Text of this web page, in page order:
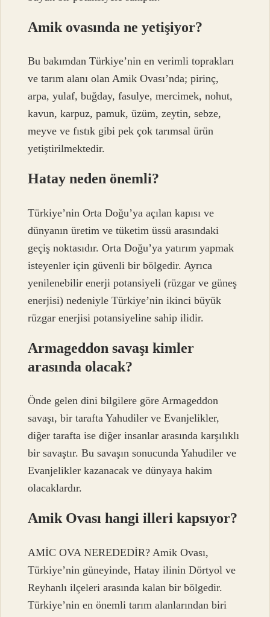
Amik ovasında ne yetişiyor?
Bu bakımdan Türkiye’nin en verimli toprakları
ve tarım alanı olan Amik Ovası’nda; pirinç,
arpa, yulaf, buğday, fasulye, mercimek, nohut,
kavun, karpuz, pamuk, üzüm, zeytin, sebze,
meyve ve fıstık gibi pek çok tarımsal ürün
yetiştirilmektedir.
Hatay neden önemli?
Türkiye’nin Orta Doğu’ya açılan kapısı ve
dünyanın üretim ve tüketim üssü arasındaki
geçiş noktasıdır. Orta Doğu’ya yatırım yapmak
isteyenler için güvenli bir bölgedir. Ayrıca
yenilenebilir enerji potansiyeli (rüzgar ve güneş
enerjisi) nedeniyle Türkiye’nin ikinci büyük
rüzgar enerjisi potansiyeline sahip ilidir.
Armageddon savaşı kimler
arasında olacak?
Önde gelen dini bilgilere göre Armageddon
savaşı, bir tarafta Yahudiler ve Evanjelikler,
diğer tarafta ise diğer insanlar arasında karşılıklı
bir savaştır. Bu savaşın sonucunda Yahudiler ve
Evanjelikler kazanacak ve dünyaya hakim
olacaklardır.
Amik Ovası hangi illeri kapsıyor?
AMİC OVA NEREDEDİR? Amik Ovası,
Türkiye’nin güneyinde, Hatay ilinin Dörtyol ve
Reyhanlı ilçeleri arasında kalan bir bölgedir.
Türkiye’nin en önemli tarım alanlarından biri